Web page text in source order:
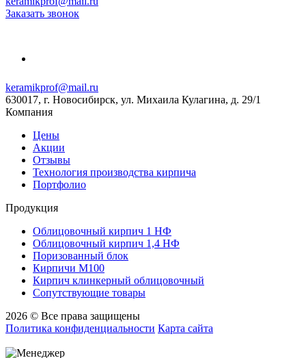
Заказать звонок
keramikprof@mail.ru
630017, г. Новосибирск, ул. Михаила Кулагина, д. 29/1
Компания
Цены
Акции
Отзывы
Технология производства кирпича
Портфолио
Продукция
Облицовочный кирпич 1 НФ
Облицовочный кирпич 1,4 НФ
Поризованный блок
Кирпичи М100
Кирпич клинкерный облицовочный
Сопутствующие товары
2026 © Все права защищены
Политика конфиденциальности Карта сайта